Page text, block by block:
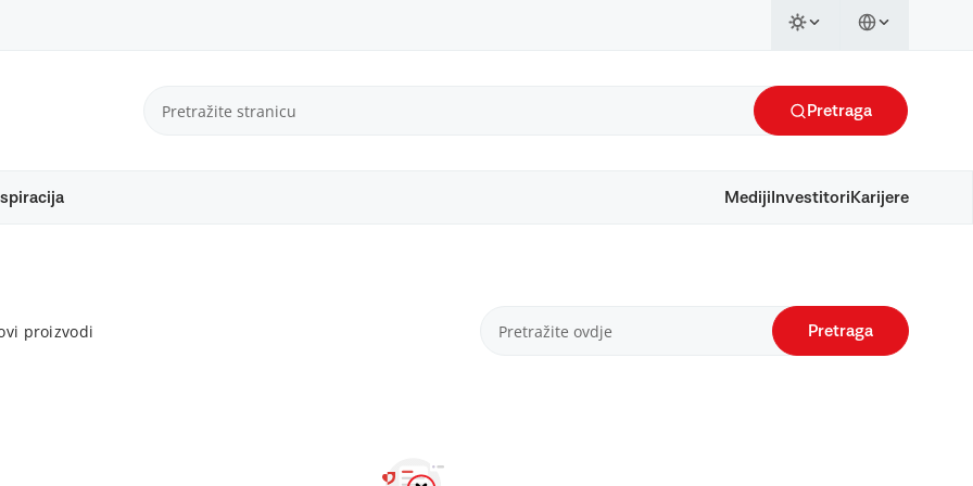
Pretraga
Mediji Investitori Karijere
proizvodi Pretraga